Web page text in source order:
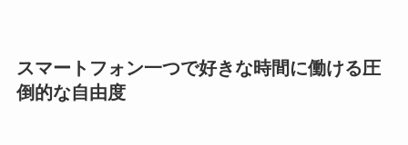
スマートフォン一つで好きな時間に働ける圧
倒的な自由度